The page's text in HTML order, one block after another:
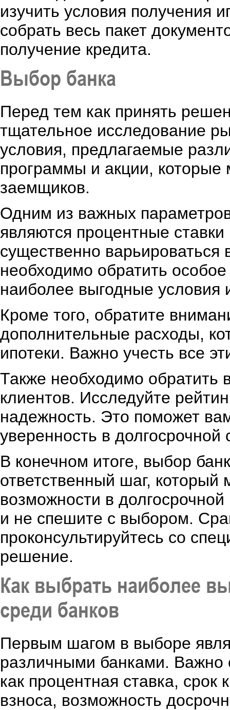
изучить условия получения
собрать весь пакет
получение кредита.
Выбор банка
Перед тем как принять
тщательное исследование
условия, предлагаемые
программы и акции, которые
заемщиков.
Одним из важных
являются процентные
существенно варьироваться
необходимо обратить
наиболее выгодные условия
Кроме того, обратите
дополнительные расходы,
ипотеки. Важно учесть все
Также необходимо обратить
клиентов. Исследуйте
надежность. Это поможет
уверенность в долгосрочной
В конечном итоге, выбор
ответственный шаг,
возможности в
и не спешите с выбором.
проконсультируйтесь со
решение.
Как выбрать наиболее
среди банков
Первым шагом в выборе
различными банками. Важно
как процентная ставка,
взноса, возможность